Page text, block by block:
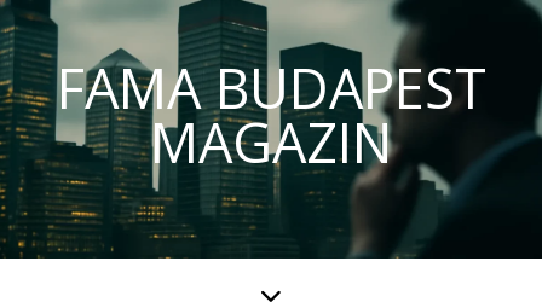
FAMA BUDAPEST
MAGAZIN